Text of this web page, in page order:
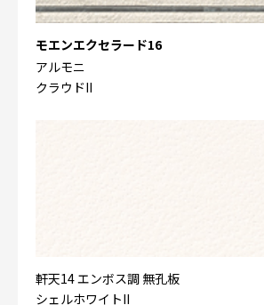
モエンエクセラード16
アルモニ
クラウドII
軒天14 エンボス調 無孔板
シェルホワイトII